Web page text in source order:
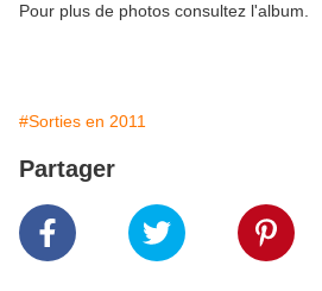
Pour plus de photos consultez l'album.
#Sorties en 2011
Partager